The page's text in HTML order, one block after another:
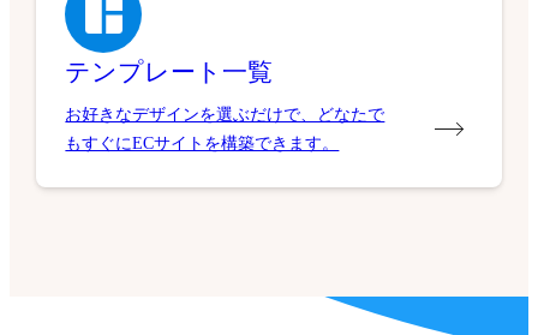
テンプレート一覧
お好きなデザインを選ぶだけで、どなたで
もすぐにECサイトを構築できます。